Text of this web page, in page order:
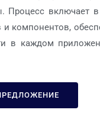
Процесс включает в
компонентов,
в каждом